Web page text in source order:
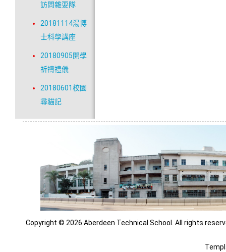
訪問雜耍隊
20181114湯博
士科學講座
20180905開學
祈禱禮儀
20180601校園
尋貓記
Copyright © 2026 Aberdeen Technical School. All rights